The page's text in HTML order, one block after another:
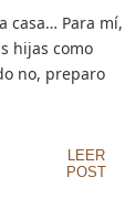
casa… Para mí,
hijas como
no, preparo
LEER
POST